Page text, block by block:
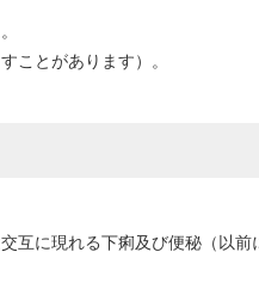
ことがあります）。
に現れる下痢及び便秘（以前